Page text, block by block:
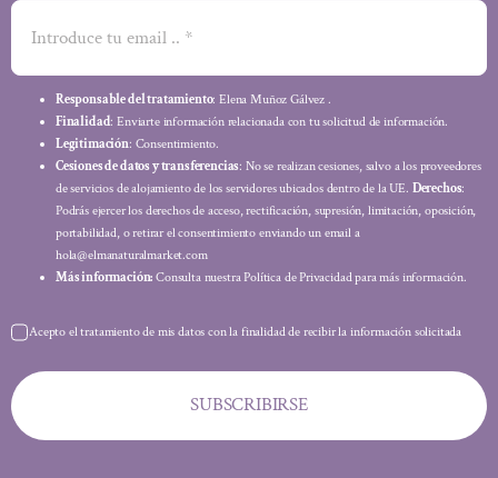
Responsable del tratamiento: Elena Muñoz Gálvez .
Finalidad: Enviarte información relacionada con tu solicitud de información.
Legitimación: Consentimiento.
Cesiones de datos y transferencias: No se realizan cesiones, salvo a los proveedores
de servicios de alojamiento de los servidores ubicados dentro de la UE. Derechos:
Podrás ejercer los derechos de acceso, rectificación, supresión, limitación, oposición,
portabilidad, o retirar el consentimiento enviando un email a
hola@elmanaturalmarket.com
Más información: Consulta nuestra Política de Privacidad para más información.
Acepto el tratamiento de mis datos con la finalidad de recibir la información solicitada
SUBSCRIBIRSE